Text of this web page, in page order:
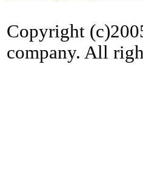
Copyright
company. All